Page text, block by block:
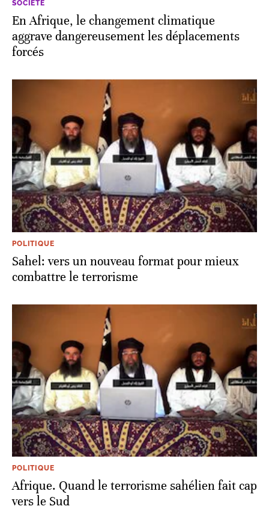
SOCIÉTÉ
En Afrique, le changement climatique
aggrave dangereusement les déplacements
forcés
POLITIQUE
Sahel: vers un nouveau format pour mieux
combattre le terrorisme
POLITIQUE
Afrique. Quand le terrorisme sahélien fait cap
vers le Sud